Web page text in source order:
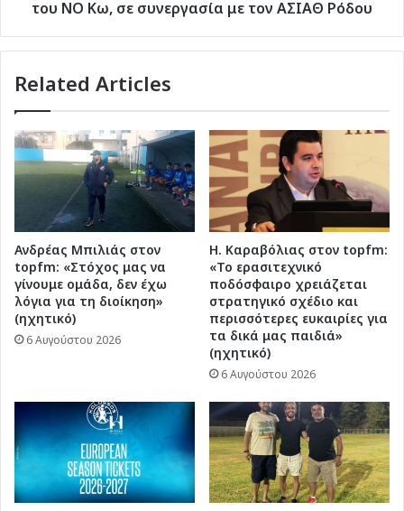
ΑΣΙΑΘ
του ΝΟ Κω, σε συνεργασία με τον ΑΣΙΑΘ Ρόδου
Related Articles
Ανδρέας Μπιλιάς στον
topfm: «Στόχος μας να
γίνουμε ομάδα, δεν έχω
λόγια για τη διοίκηση»
(ηχητικό)
6 Αυγούστου 2026
Η. Καραβόλιας στον topfm:
«Το ερασιτεχνικό
ποδόσφαιρο χρειάζεται
στρατηγικό σχέδιο και
περισσότερες ευκαιρίες για
τα δικά μας παιδιά»
(ηχητικό)
6 Αυγούστου 2026